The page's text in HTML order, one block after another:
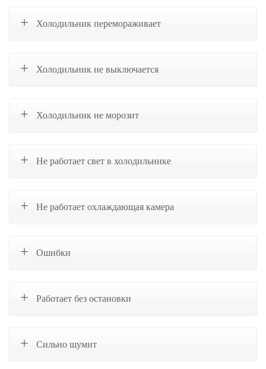
Холодильник перемораживает
Холодильник не выключается
Холодильник не морозит
Не работает свет в холодильнике
Не работает охлаждающая камера
Ошибки
Работает без остановки
Сильно шумит